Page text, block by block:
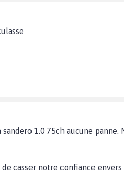
sandero 1.0 75ch aucune panne.
casser notre confiance envers